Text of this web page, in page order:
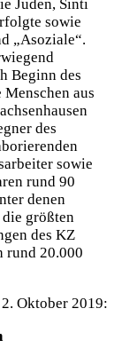
Juden, Sinti
sowie
„Asoziale“.
Beginn des
aus
des
sowie
rund 90
denen
größten
des KZ
rund 20.000
Oktober 2019: